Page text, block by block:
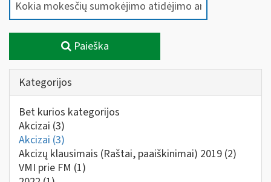
Paieška
Kategorijos
Bet kurios kategorijos
Akcizai (3)
Akcizai (3)
Akcizų klausimais (Raštai, paaiškinimai) 2019 (2)
VMI prie FM (1)